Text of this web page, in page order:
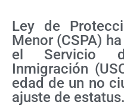
Ley de
Menor (CSPA)
el Servicio
Inmigración
edad de un no
ajuste de estatus.